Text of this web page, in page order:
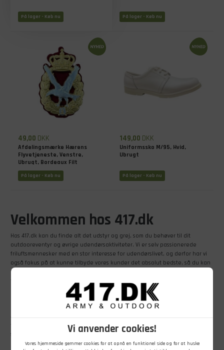
Vi anvender cookies!
Vores hjemmeside gemmer cookies for at opnå en funktionel side og for at huske
På lager - Køb nu På lager - Køb nu
49,00 DKK
Afdelingsmærke Hærens
Flyvetjeneste, Venstre,
Ubrugt, Bordeaux Filt
På lager - Køb nu
149,00 DKK
Uniformssko M/95, Hvid,
Ubrugt
På lager - Køb nu
Velkommen hos 417.dk
Hos 417.dk kan du finde alt det udstyr og grej, som du behøver til dit
outdooreventyr og øvrige udendørsaktiviteter. Vi er selv passionerede
friluftsmennesker med en stor interesse for udendørslivet, og derfor har vi
også fokus på at kunne tilbyde vores kunder det absolut bedste, så du kan
få det maksimale ud af udelivet. Så gå endelig på opdagelse hos 417.dk og
find det, du skal bruge til dit næste eventyr.
Spændende sortiment hos 417.dk
417.dk tilbyder et stort og spændende udvalg af beklædning, udstyr og grej
til både mænd, kvinder og børn, som du kan kigge nærmere på her i vores
shop. Du er også velkommen til at besøge vores butik, der befinder sig lidt
nord for Randers. Butikken er fyldt med grej fra ende til anden – og du kan